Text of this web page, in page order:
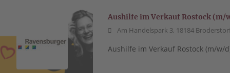
Aushilfe im Verkauf Rostock
Am Handelspark 3, 18184
Aushilfe im Verkauf Rostock (m/w/